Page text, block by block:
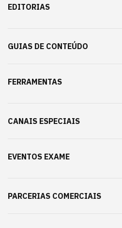
EDITORIAS
GUIAS DE CONTEÚDO
FERRAMENTAS
CANAIS ESPECIAIS
EVENTOS EXAME
PARCERIAS COMERCIAIS